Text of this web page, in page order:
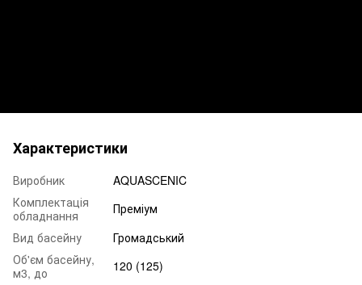
Характеристики
Виробник
AQUASCENIC
Комплектація
обладнання
Преміум
Вид басейну
Громадський
Об'єм басейну,
м3, до
120 (125)